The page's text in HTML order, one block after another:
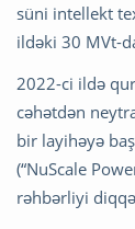
süni intellekt
ildəki 30 MVt-
2022-ci ildə
cəhətdən
bir layihəyə
(“NuScale
rəhbərliyi